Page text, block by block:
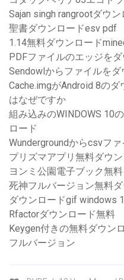
Sajan singh rangrootダウ
聖書ダウンロードesv pdf
1.14無料ダウンロード
PDFファイルのエッジを
Sendowlからファイルをダ
Cache.imgがAndroid 8の
はなぜですか
組み込みのWINDOWS 10
ロード
Wundergroundからcsvフ
プリズマアプリ無料ダウ
ヨンミ公園電子ブック無
死神フルバージョン無料
ダウンロードgif windows
Rfactorダウンロード無料
Keygen付きの無料ダウン
フルバージョン